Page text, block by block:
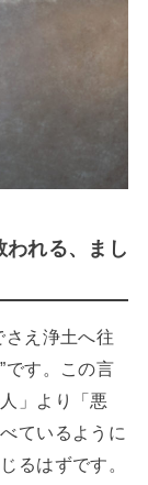
われる、まし
さえ浄土へ往
です。この言
」より「悪
ているように
るはずです。